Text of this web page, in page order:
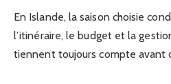
En Islande, la saison choisie
l’itinéraire, le budget et la
tiennent toujours compte avant